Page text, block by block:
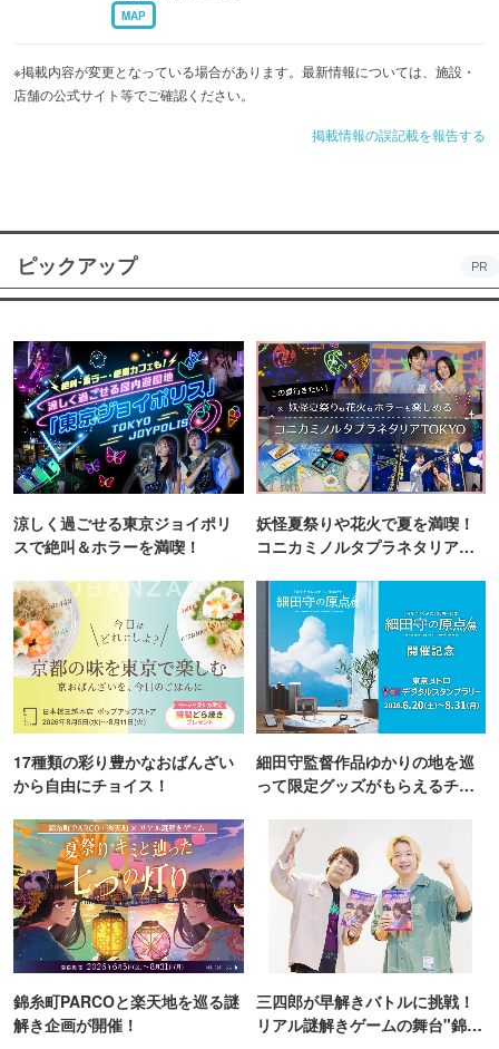
MAP
※掲載内容が変更となっている場合があります。最新情報については、施設・
店舗の公式サイト等でご確認ください。
掲載情報の誤記載を報告する
ピックアップ PR
涼しく過ごせる東京ジョイポリ
スで絶叫＆ホラーを満喫！
妖怪夏祭りや花火で夏を満喫！
コニカミノルタプラネタリア
17種類の彩り豊かなおばんざい
から自由にチョイス！
細田守監督作品ゆかりの地を巡
って限定グッズがもらえるチャ
錦糸町PARCOと楽天地を巡る謎
解き企画が開催！
三四郎が早解きバトルに挑戦！
リアル謎解きゲームの舞台"錦糸